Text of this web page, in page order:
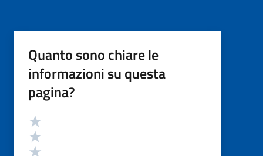
Quanto sono chiare le
informazioni su questa
pagina?
Valutazione